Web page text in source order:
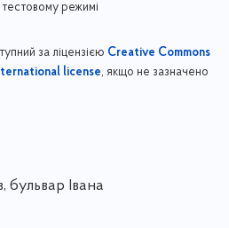
режимі
за ліцензією Creative Commons
license, якщо не зазначено
бульвар Івана